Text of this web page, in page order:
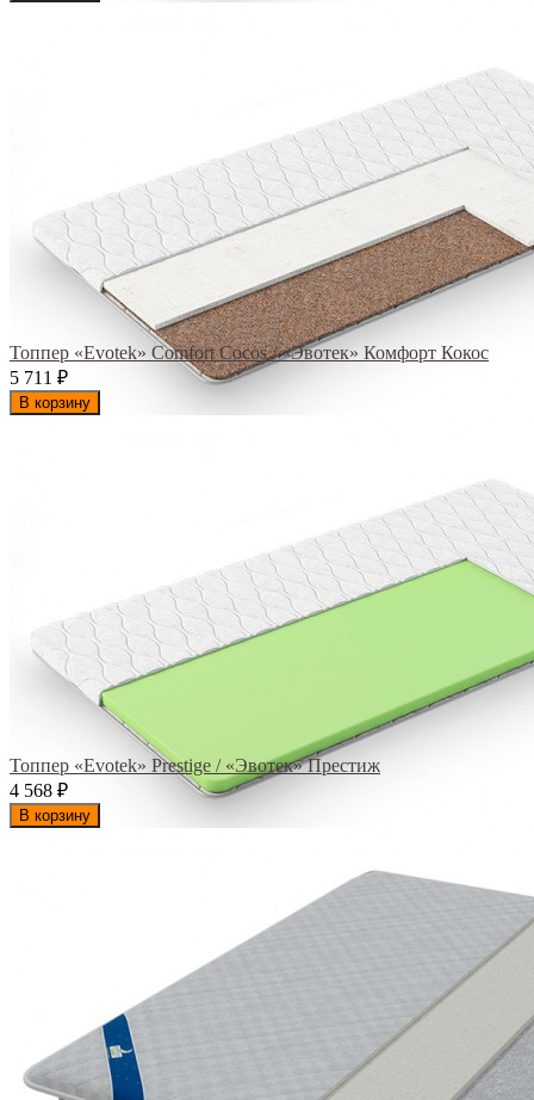
Топпер «Evotek» Comfort Cocos / «Эвотек» Комфорт Кокос
5 711
₽
В корзину
Топпер «Evotek» Prestige / «Эвотек» Престиж
4 568 ₽
В корзину